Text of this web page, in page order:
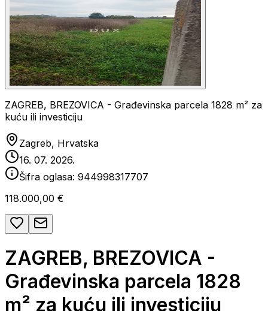
ZAGREB, BREZOVICA - Građevinska parcela 1828 m² za
kuću ili investiciju
Zagreb, Hrvatska
16. 07. 2026.
Šifra oglasa: 944998317707
118.000,00 €
ZAGREB, BREZOVICA -
Građevinska parcela 1828
m² za kuću ili investiciju